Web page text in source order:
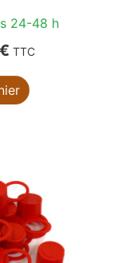
24-48 h
TTC